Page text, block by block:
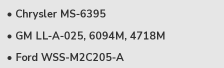
• Chrysler MS-6395
• GM LL-A-025, 6094M, 4718M
• Ford WSS-M2C205-A